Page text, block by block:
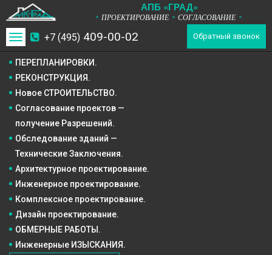
АПБ «ГРАД»
* ПРОЕКТИРОВАНИЕ * СОГЛАСОВАНИЕ *
+7 (495) 409-00-02 Обратный звонок
Toggle
navigation
ПЕРЕПЛАНИРОВКИ.
РЕКОНСТРУКЦИЯ.
Новое СТРОИТЕЛЬСТВО.
ОБМЕРНЫЕ РАБОТЫ.
Инженерные ИЗЫСКАНИЯ.
Согласование проектов —
получение Разрешений.
Обследование зданий —
Технические Заключения.
Архитектурное проектирование.
Инженерное проектирование.
Комплексное проектирование.
Дизайн проектирование.